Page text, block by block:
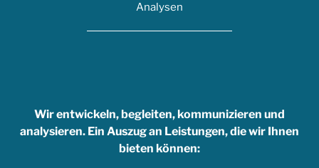
Analysen
Wir entwickeln, begleiten, kommunizieren und
analysieren. Ein Auszug an Leistungen, die wir Ihnen
bieten können: